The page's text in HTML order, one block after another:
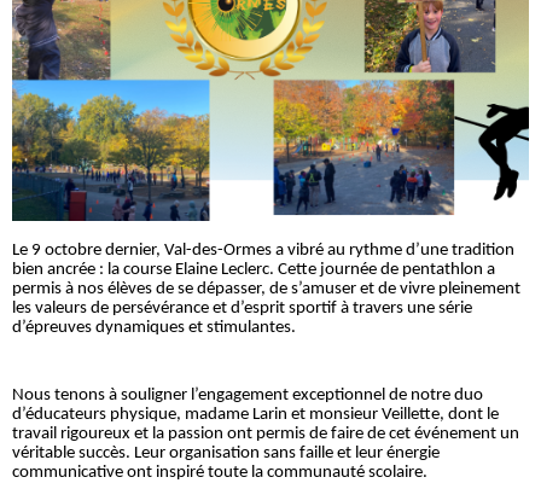
Le 9 octobre dernier, Val-des-Ormes a vibré au rythme d’une tradition
bien ancrée : la course Elaine Leclerc. Cette journée de pentathlon a
permis à nos élèves de se dépasser, de s’amuser et de vivre pleinement
les valeurs de persévérance et d’esprit sportif à travers une série
d’épreuves dynamiques et stimulantes.
Nous tenons à souligner l’engagement exceptionnel de notre duo
d’éducateurs physique, madame Larin et monsieur Veillette, dont le
travail rigoureux et la passion ont permis de faire de cet événement un
véritable succès. Leur organisation sans faille et leur énergie
communicative ont inspiré toute la communauté scolaire.